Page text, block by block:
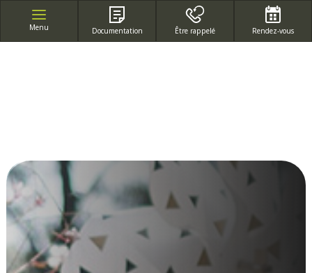
Menu Documentation Être rappelé Rendez-vous
APPEL GRATUIT DEPUIS UN POSTE FIXE